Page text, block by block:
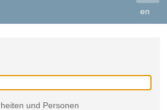
en
und Personen